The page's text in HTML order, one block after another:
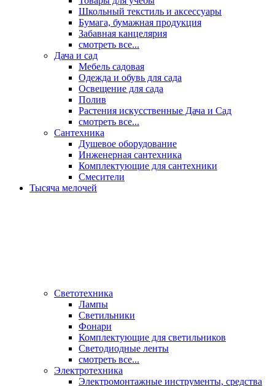
Школьный текстиль и аксессуары
Бумага, бумажная продукция
Забавная канцелярия
смотреть все...
Дача и сад
Мебель садовая
Одежда и обувь для сада
Освещение для сада
Полив
Растения искусственные Дача и Сад
смотреть все...
Сантехника
Душевое оборудование
Инженерная сантехника
Комплектующие для сантехники
Смесители
Тысяча мелочей
Светотехника
Лампы
Светильники
Фонари
Комплектующие для светильников
Светодиодные ленты
смотреть все...
Электротехника
Электромонтажные инструменты, средства